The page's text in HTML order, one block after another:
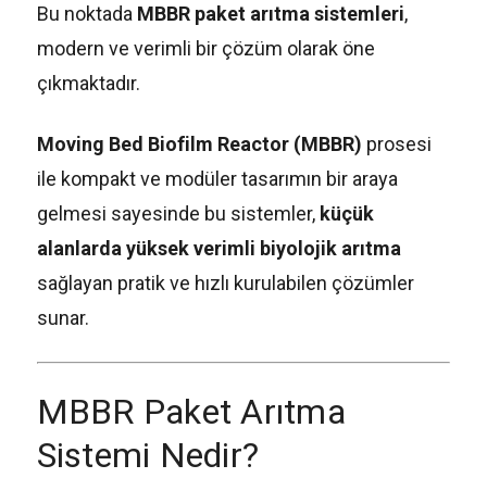
Bu noktada MBBR paket arıtma sistemleri,
modern ve verimli bir çözüm olarak öne
çıkmaktadır.
Moving Bed Biofilm Reactor (MBBR) prosesi
ile kompakt ve modüler tasarımın bir araya
gelmesi sayesinde bu sistemler, küçük
alanlarda yüksek verimli biyolojik arıtma
sağlayan pratik ve hızlı kurulabilen çözümler
sunar.
MBBR Paket Arıtma
Sistemi Nedir?